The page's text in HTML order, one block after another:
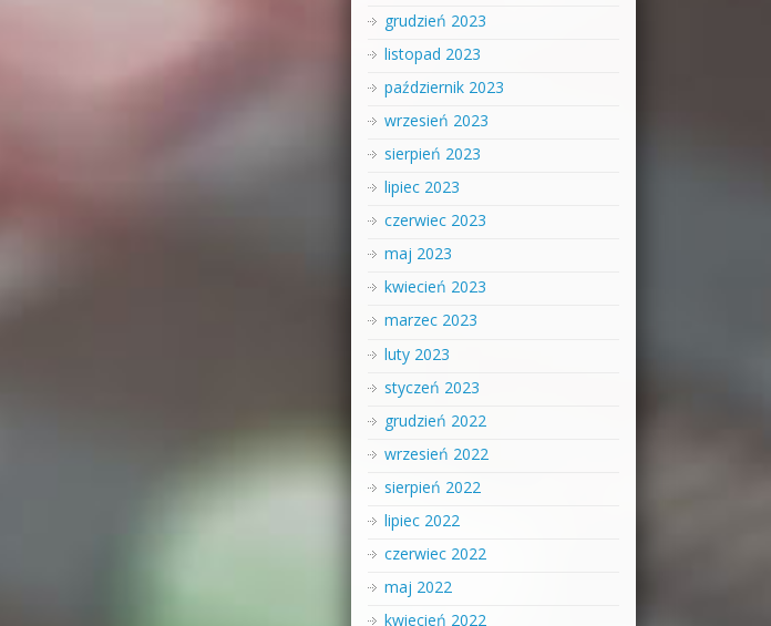
grudzień 2023
listopad 2023
październik 2023
wrzesień 2023
sierpień 2023
lipiec 2023
czerwiec 2023
maj 2023
kwiecień 2023
marzec 2023
luty 2023
styczeń 2023
grudzień 2022
wrzesień 2022
sierpień 2022
lipiec 2022
czerwiec 2022
maj 2022
kwiecień 2022